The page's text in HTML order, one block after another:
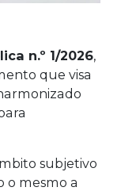
n.º 1/2026,
que visa
subjetivo
o mesmo a